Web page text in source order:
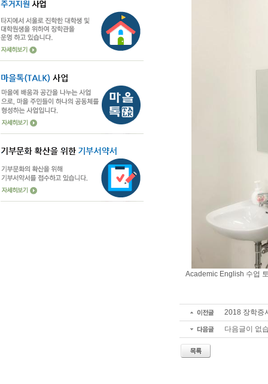
Academic English 수업
2018 장학증
다음글이 없